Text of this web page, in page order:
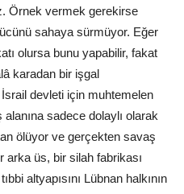
Örnek vermek gerekirse
sahaya sürmüyor. Eğer
olursa bunu yapabilir, fakat
karadan bir işgal
devleti için muhtemelen
sadece dolaylı olarak
ölüyor ve gerçekten savaş
arka üs, bir silah fabrikası
altyapısını Lübnan halkının